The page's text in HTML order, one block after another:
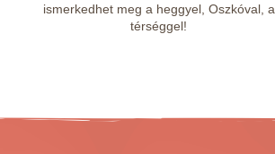
ismerkedhet meg a heggyel, Oszkóval, a
térséggel!